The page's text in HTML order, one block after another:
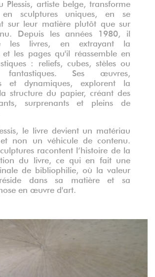
Plessis, artiste belge, transforme
en sculptures uniques, en se
sur leur matière plutôt que sur
Depuis les années 1980, il
les livres, en extrayant la
et les pages qu'il réassemble en
: reliefs, cubes, stèles ou
fantastiques. Ses œuvres,
et dynamiques, explorent la
structure du papier, créant des
surprenants et pleins de
le livre devient un matériau
et non un véhicule de contenu.
racontent l’histoire de la
du livre, ce qui en fait une
de bibliophilie, où la valeur
dans sa matière et sa
en œuvre d'art.